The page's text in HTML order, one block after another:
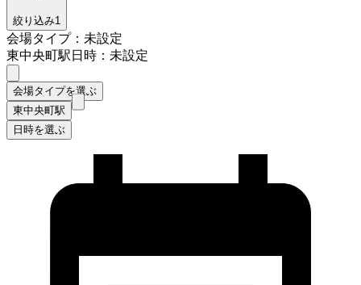
絞り込み1
会場タイプ：未設定
東中央町駅日時：未設定
会場タイプを選ぶ
東中央町駅
日時を選ぶ